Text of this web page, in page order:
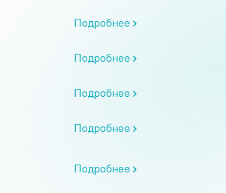
Подробнее
Подробнее
Подробнее
Подробнее
Подробнее